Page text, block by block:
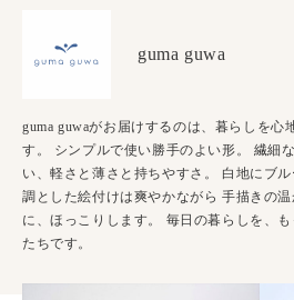
guma guwa
guma guwaがお届けするのは、暮らしを心
す。 シンプルで使い勝手のよい形。 繊細
い、軽さと薄さと持ちやすさ。 白地にブ
調とした絵付けは爽やかながら 手描きの
に、ほっこりします。 毎日の暮らしを、
たちです。